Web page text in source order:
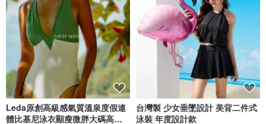
Leda原創高級感氣質溫泉度假連
體比基尼泳衣顯瘦微胖大碼高開
台灣製 少女垂墜設計 美背二件式
泳裝 年度設計款